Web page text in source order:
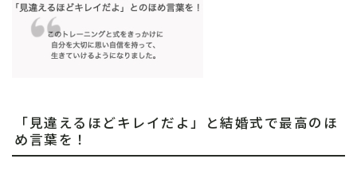
「見違えるほどキレイだよ」と結婚式で最高のほ
め言葉を！